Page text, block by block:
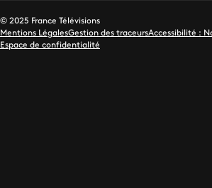
© 2025 France Télévisions
Mentions LégalesGestion des traceursAccessibilité :
Espace de confidentialité